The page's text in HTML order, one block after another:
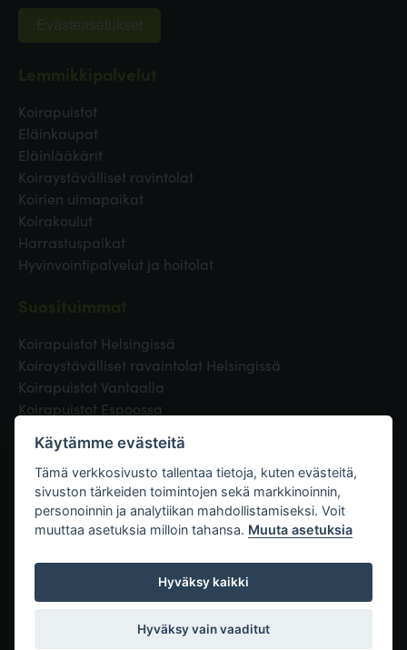
Evästeasetukset
Koirapuistot
Eläinkaupat
Eläinlääkärit
Koiraystävälliset ravintolat
Koirien uimapaikat
Koirakoulut
Harrastuspaikat
Hyvinvointipalvelut ja hoitolat
Koirapuistot Helsingissä
Koiraystävälliset ravaintolat Helsingissä
Koirapuistot Vantaalla
Koirapuistot Espoossa
Eläinlääkäri Helsingissä
Koirapuistot Tampereella
Linkit
Käytämme evästeitä
Tämä verkkosivusto tallentaa tietoja, kuten evästeitä,
sivuston tärkeiden toimintojen sekä markkinoinnin,
personoinnin ja analytiikan mahdollistamiseksi. Voit
muuttaa asetuksia milloin tahansa. Muuta asetuksia
Hyväksy kaikki
Hyväksy vain vaaditut